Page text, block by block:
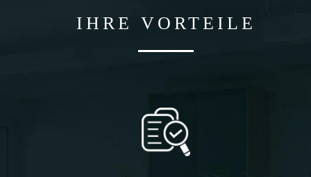
IHRE VORTEILE